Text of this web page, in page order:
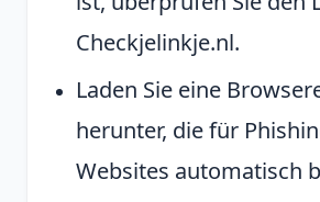
Checkjelinkje.nl.
Laden Sie eine
herunter, die für
Websites automatisch